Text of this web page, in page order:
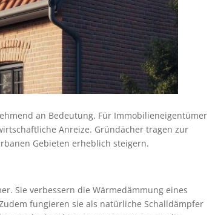
an Bedeutung. Für Immobilieneigentümer
Anreize. Gründächer tragen zur
Gebieten erheblich steigern.
Sie verbessern die Wärmedämmung eines
fungieren sie als natürliche Schalldämpfer